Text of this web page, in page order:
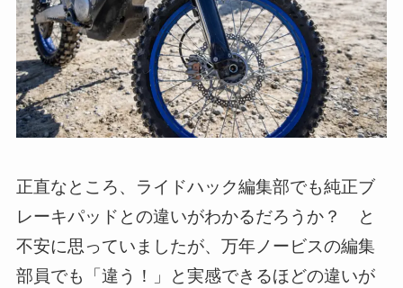
正直なところ、ライドハック編集部でも純正ブ
レーキパッドとの違いがわかるだろうか？ と
不安に思っていましたが、万年ノービスの編集
部員でも「違う！」と実感できるほどの違いが